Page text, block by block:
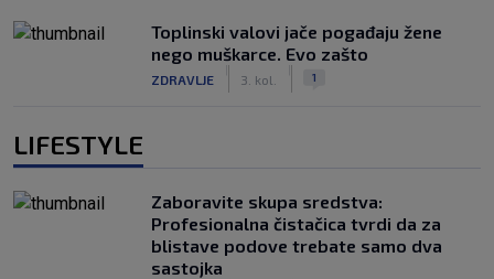
Toplinski valovi jače pogađaju žene
nego muškarce. Evo zašto
ZDRAVLJE 3. kol. 1
LIFESTYLE
Zaboravite skupa sredstva:
Profesionalna čistačica tvrdi da za
blistave podove trebate samo dva
sastojka